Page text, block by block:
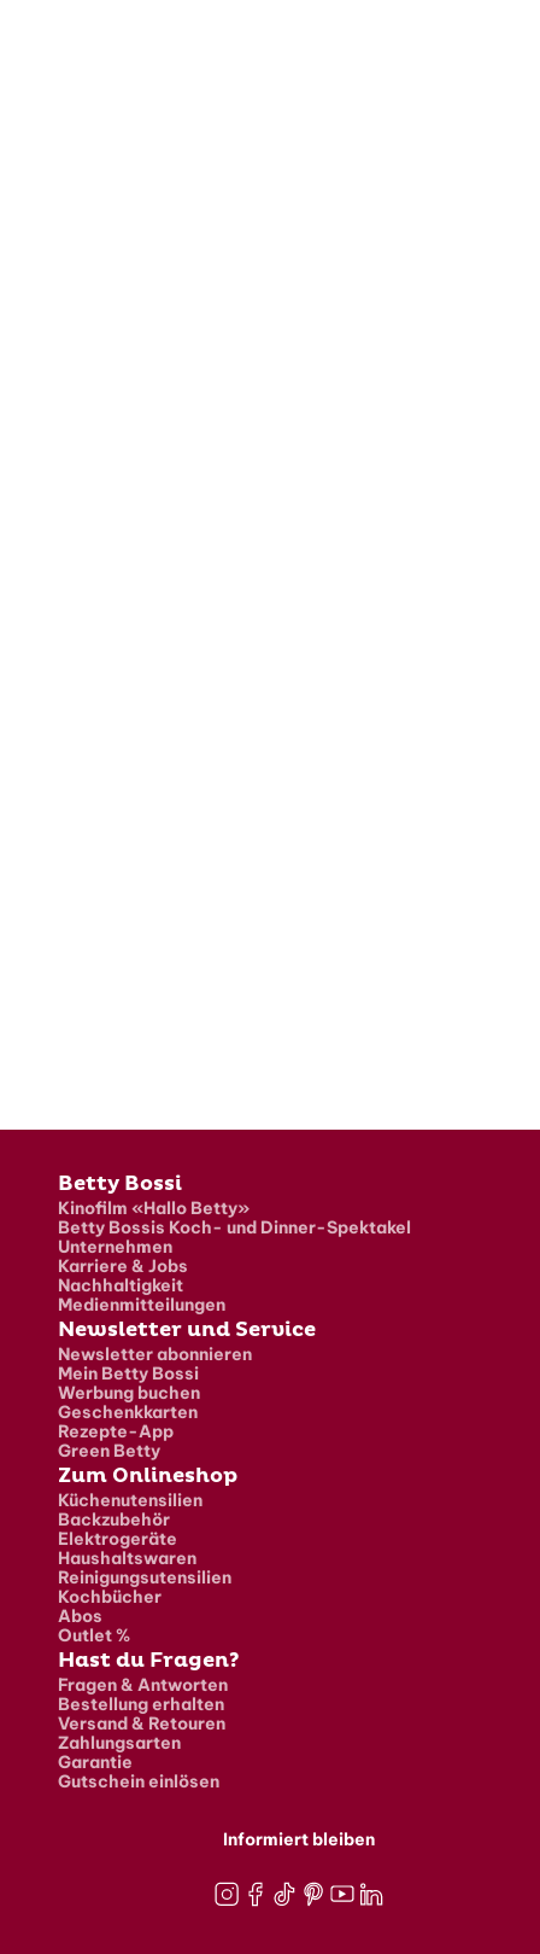
Fusszeile
Betty Bossi
Kinofilm «Hallo Betty»
Betty Bossis Koch- und Dinner-Spektakel
Unternehmen
Karriere & Jobs
Nachhaltigkeit
Medienmitteilungen
Newsletter und Service
Newsletter abonnieren
Mein Betty Bossi
Werbung buchen
Geschenkkarten
Rezepte-App
Green Betty
Zum Onlineshop
Küchenutensilien
Backzubehör
Elektrogeräte
Haushaltswaren
Reinigungsutensilien
Kochbücher
Abos
Outlet %
Hast du Fragen?
Fragen & Antworten
Bestellung erhalten
Versand & Retouren
Zahlungsarten
Garantie
Gutschein einlösen
Informiert bleiben